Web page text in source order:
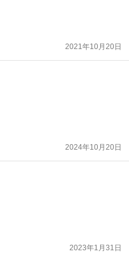
2021年10月20日
2024年10月20日
2023年1月31日